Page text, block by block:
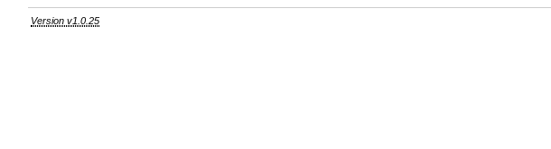
Version v1.0.25